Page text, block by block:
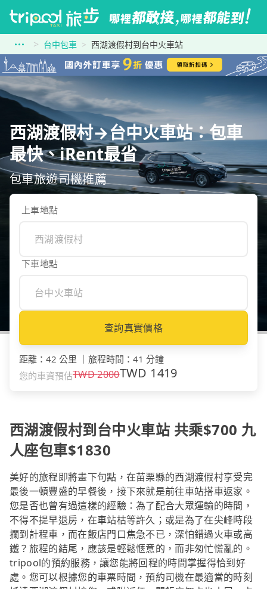
台中包車 西湖渡假村到台中火車站
西湖渡假村→台中火車站：包車
最快、iRent最省
包車旅遊司機推薦
上車地點
下車地點
查詢真實價格
距離 ： 42 公里 旅程時間 ： 41 分鐘
您的車資預估TWD2000TWD 1419
西湖渡假村到台中火車站 共乘$700 九
人座包車$1830
美好的旅程即將畫下句點，在苗栗縣的西湖渡假村享受完
最後一頓豐盛的早餐後，接下來就是前往車站搭車返家。
您是否也曾有過這樣的經驗：為了配合大眾運輸的時間，
不得不提早退房，在車站枯等許久；或是為了在尖峰時段
攔到計程車，而在飯店門口焦急不已，深怕錯過火車或高
鐵？旅程的結尾，應該是輕鬆愜意的，而非匆忙慌亂的。
tripool的預約服務，讓您能將回程的時間掌握得恰到好
處。您可以根據您的車票時間，預約司機在最適當的時刻